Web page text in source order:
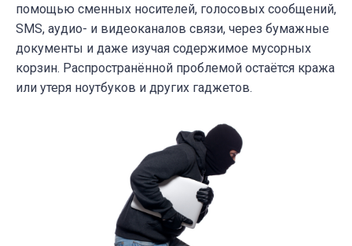
помощью сменных носителей, голосовых сообщений,
SMS, аудио- и видеоканалов связи, через бумажные
документы и даже изучая содержимое мусорных
корзин. Распространённой проблемой остаётся кража
или утеря ноутбуков и других гаджетов.